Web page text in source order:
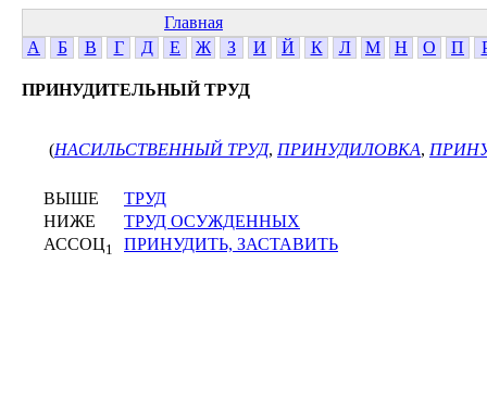
Главная
А
Б В Г Д Е Ж З И Й К Л М Н О П
ПРИНУДИТЕЛЬНЫЙ ТРУД
(НАСИЛЬСТВЕННЫЙ ТРУД, ПРИНУДИЛОВКА,
ВЫШЕ
ТРУД
НИЖЕ
ТРУД ОСУЖДЕННЫХ
АССОЦ1 ПРИНУДИТЬ, ЗАСТАВИТЬ